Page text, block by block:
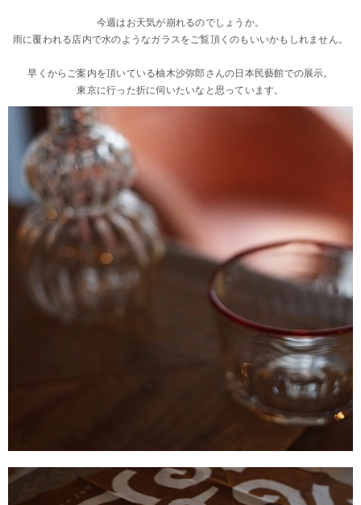
今週はお天気が崩れるのでしょうか。
雨に覆われる店内で水のようなガラスをご覧頂くのもいいかもしれません。
早くからご案内を頂いている柚木沙弥郎さんの日本民藝館での展示。
東京に行った折に伺いたいなと思っています。